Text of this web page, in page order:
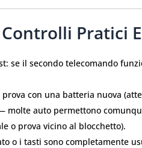
Pratici
se il secondo telecomando
con una batteria nuova
molte auto permettono
o prova vicino al blocchetto).
o i tasti sono completamente